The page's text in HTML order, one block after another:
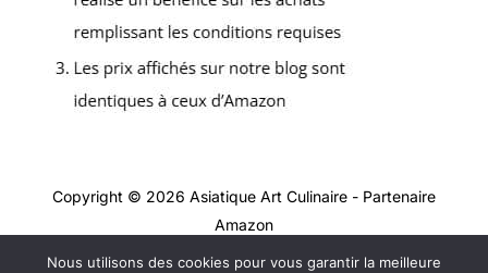
Copyright © 2026 Asiatique Art Culinaire - Partenaire
Amazon
Contact
Nous utilisons des cookies pour vous garantir la meilleure